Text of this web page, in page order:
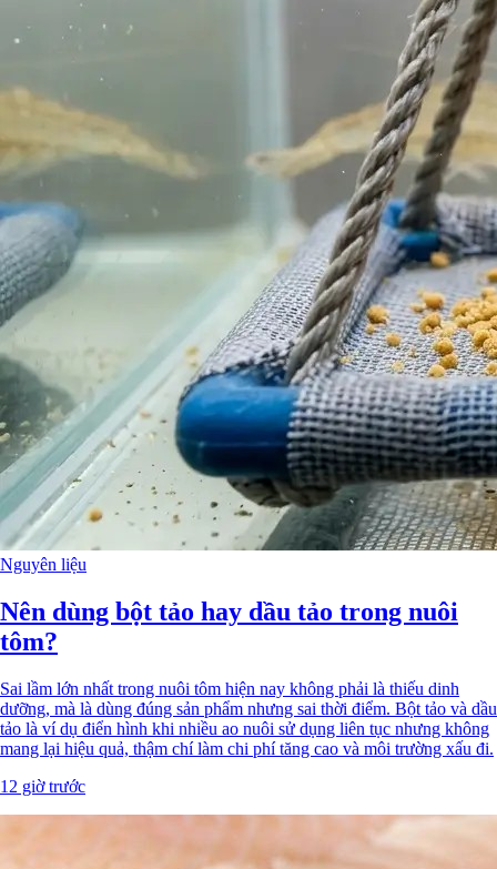
Nguyên liệu
Nên dùng bột tảo hay dầu tảo trong nuôi
tôm?
Sai lầm lớn nhất trong nuôi tôm hiện nay không phải là thiếu dinh
dưỡng, mà là dùng đúng sản phẩm nhưng sai thời điểm. Bột tảo và dầu
tảo là ví dụ điển hình khi nhiều ao nuôi sử dụng liên tục nhưng không
mang lại hiệu quả, thậm chí làm chi phí tăng cao và môi trường xấu đi.
12 giờ trước